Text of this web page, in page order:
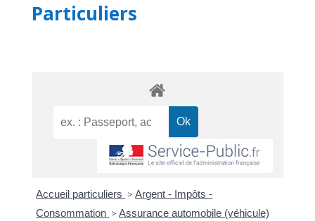
Particuliers
Accueil particuliers > Argent - Impôts -
Consommation > Assurance automobile (véhicule)